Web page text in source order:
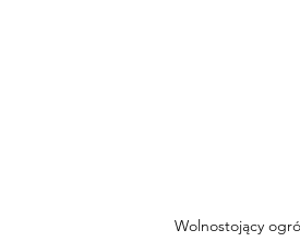
Wolnostojący